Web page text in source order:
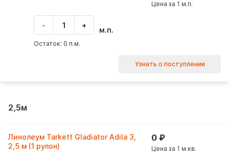
Цена за 1 м.п.
-
Укажите
количество
товара
+ м.п.
Остаток: 0 п.м.
Узнать о поступлении
2,5м
Линолеум Tarkett Gladiator Adila 3,
2,5 м (1 рулон)
0
Цена за 1 м.кв.